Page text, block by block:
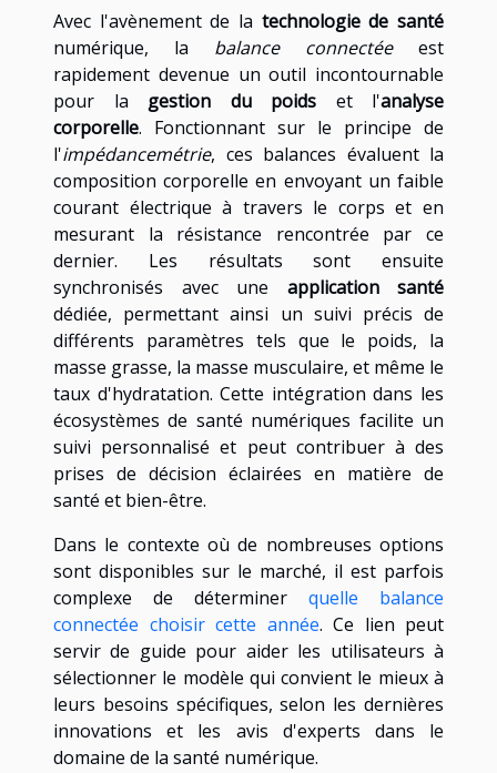
Avec l'avènement de la technologie de santé
numérique, la balance connectéeest
rapidement devenue un outil incontournable
pour la gestion du poids et l'analyse
corporelle. Fonctionnant sur le principe de
l'impédancemétrie, ces balances évaluent la
composition corporelle en envoyant un faible
courant électrique à travers le corps et en
mesurant la résistance rencontrée par ce
dernier. Les résultats sont ensuite
synchronisés avec une application santé
dédiée, permettant ainsi un suivi précis de
différents paramètres tels que le poids, la
masse grasse, la masse musculaire, et même le
taux d'hydratation. Cette intégration dans les
écosystèmes de santé numériques facilite un
suivi personnalisé et peut contribuer à des
prises de décision éclairées en matière de
santé et bien-être.
Dans le contexte où de nombreuses options
sont disponibles sur le marché, il est parfois
complexe de déterminer quelle balance
connectée choisir cette année. Ce lien peut
servir de guide pour aider les utilisateurs à
sélectionner le modèle qui convient le mieux à
leurs besoins spécifiques, selon les dernières
innovations et les avis d'experts dans le
domaine de la santé numérique.